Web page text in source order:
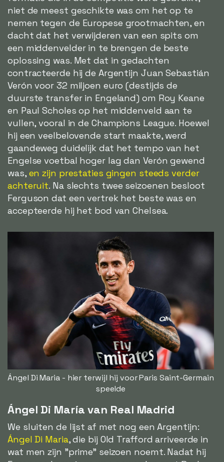
niet de meest geschikte was om het op te
nemen tegen de Europese grootmachten, en
dacht dat het verwijderen van een spits om
een middenvelder in te brengen de beste
oplossing was. Met dat in gedachten
contracteerde hij de Argentijn Juan Sebastián
Verón voor 32 miljoen euro (destijds de
duurste transfer in Engeland) om Roy Keane
en Paul Scholes op het middenveld aan te
vullen, vooral in de Champions League. Hoewel
hij een veelbelovende start maakte, werd
gaandeweg duidelijk dat het tempo van het
Engelse voetbal hoger lag dan Verón gewend
was, en zijn prestaties gingen steeds verder
achteruit. Na slechts twee seizoenen besloot
Ferguson dat een vertrek het beste was en
accepteerde hij het bod van Chelsea.
Ángel Di Maria - hier terwijl hij voor Paris Saint-Germain
speelde
Ángel Di María van Real Madrid
We sluiten de lijst af met nog een Argentijn:
Ángel Di Maria, die bij Old Trafford arriveerde in
wat men zijn "prime" seizoen noemt. Nadat hij